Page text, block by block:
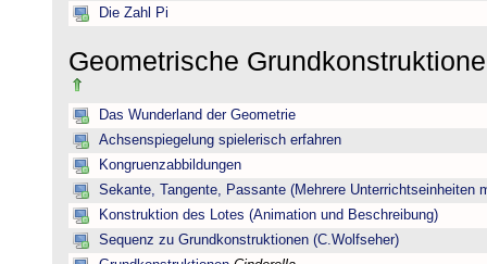
Die Zahl Pi
Geometrische
Das Wunderland der Geometrie
Achsenspiegelung spielerisch erfahren
Kongruenzabbildungen
Sekante, Tangente, Passante (Mehrere Unterrichtseinheiten
Konstruktion des Lotes (Animation und Beschreibung)
Sequenz zu Grundkonstruktionen (C.Wolfseher)